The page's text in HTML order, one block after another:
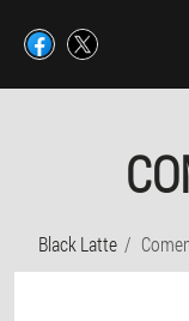
Black Latte